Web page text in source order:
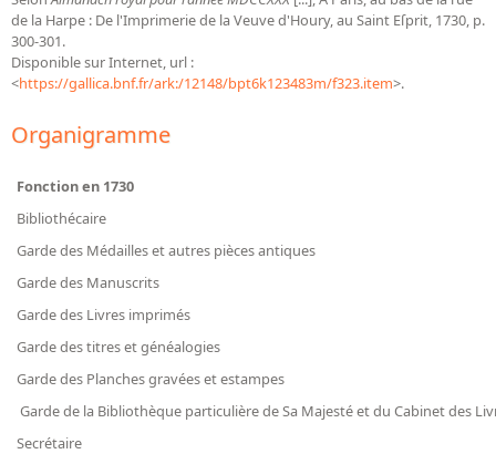
Bibliographie historique de la Bibliothèque nationale de
France
Dictionnaire de la BnF
Dictionnaire BnF : recherche avancée
provenances
Recherche de fonds, collections et provenances
L'histoire de la BnF en objets
Explorer
Organigrammes de la bibliothèque
Rapports d'activité de la Bibliothèque
de la Harpe : De l'Imprimerie de la Veuve d'Houry, au Saint Eſprit, 1730, p.
300-301.
Disponible sur Internet, url :
<https://gallica.bnf.fr/ark:/12148/bpt6k123483m/f323.item>.
Organigramme
Fonction en 1730
Bibliothécaire
Garde des Médailles et autres pièces antiques
Garde des Manuscrits
Garde des Livres imprimés
Garde des titres et généalogies
Garde des Planches gravées et estampes
Garde de la Bibliothèque particulière de Sa Majesté et du Cabinet des
Secrétaire